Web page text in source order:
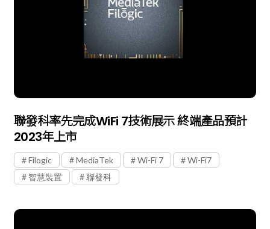
聯發科率先完成WiFi 7技術展示 終端產品預計
2023年上市
Filogic MediaTek Wi-Fi 7
Wi-Fi7
智慧裝置
聯發科